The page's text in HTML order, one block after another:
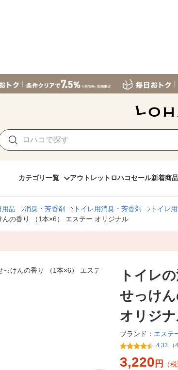
カテゴリ一覧 アウトレット ロハコセール新着商品
用品 消臭・芳香剤 トイレ用消臭・芳香剤
トイレ
の香り （1本×6） エステー オリジナル
トイレ
せっけ
オリジ
ブランド： エステ
4.33 （
3,220 円 （